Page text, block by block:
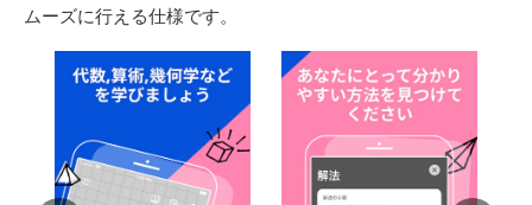
ムーズに行える仕様です。